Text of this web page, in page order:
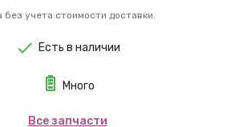
без учета стоимости доставки.
Есть в наличии
Много
Вcе запчасти